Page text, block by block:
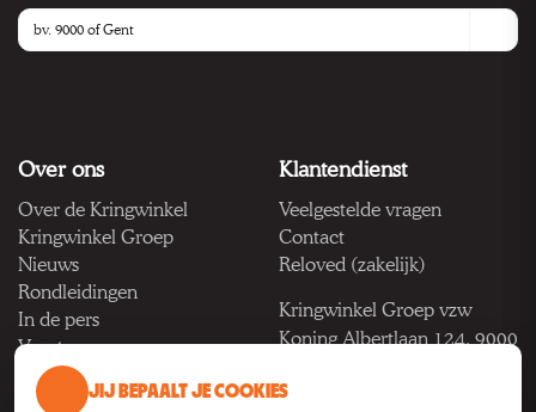
Over ons
Over de Kringwinkel
Kringwinkel Groep
Nieuws
Rondleidingen
In de pers
Vacatures
Klantendienst
Veelgestelde vragen
Contact
Reloved (zakelijk)
Kringwinkel Groep vzw
Koning Albertlaan 124, 9000
BTW BE 1033.922.208
JIJ BEPAALT JE COOKIES